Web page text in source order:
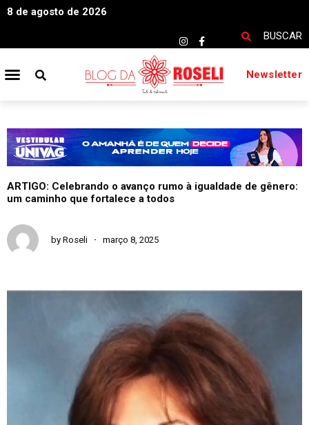
8 de agosto de 2026
BUSCAR
Newsletter
ARTIGO: Celebrando o avanço rumo à igualdade de gênero:
um caminho que fortalece a todos
by Roseli março 8, 2025